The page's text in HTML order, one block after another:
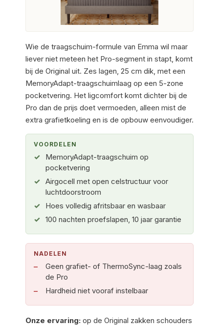
Wie de traagschuim-formule van Emma wil maar
liever niet meteen het Pro-segment in stapt, komt
bij de Original uit. Zes lagen, 25 cm dik, met een
MemoryAdapt-traagschuimlaag op een 5-zone
pocketvering. Het ligcomfort komt dichter bij de
Pro dan de prijs doet vermoeden, alleen mist de
extra grafietkoeling en is de opbouw eenvoudiger.
VOORDELEN
MemoryAdapt-traagschuim op
pocketvering
Airgocell met open celstructuur voor
luchtdoorstroom
Hoes volledig afritsbaar en wasbaar
100 nachten proefslapen, 10 jaar garantie
NADELEN
Geen grafiet- of ThermoSync-laag zoals
de Pro
Hardheid niet vooraf instelbaar
Onze ervaring: op de Original zakken schouders